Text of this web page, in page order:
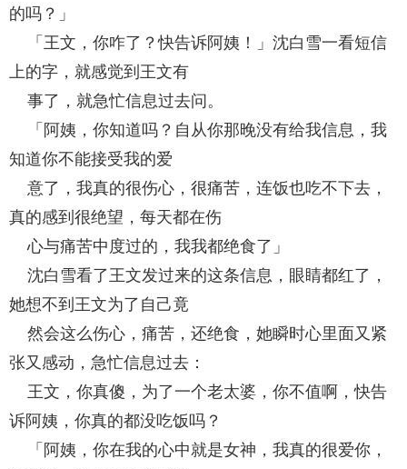
的吗？」
「王文，你咋了？快告诉阿姨！」沈白雪一看短信
上的字，就感觉到王文有
事了，就急忙信息过去问。
「阿姨，你知道吗？自从你那晚没有给我信息，我
知道你不能接受我的爱
意了，我真的很伤心，很痛苦，连饭也吃不下去，
真的感到很绝望，每天都在伤
心与痛苦中度过的，我我都绝食了」
沈白雪看了王文发过来的这条信息，眼睛都红了，
她想不到王文为了自己竟
然会这么伤心，痛苦，还绝食，她瞬时心里面又紧
张又感动，急忙信息过去：
王文，你真傻，为了一个老太婆，你不值啊，快告
诉阿姨，你真的都没吃饭吗？
「阿姨，你在我的心中就是女神，我真的很爱你，